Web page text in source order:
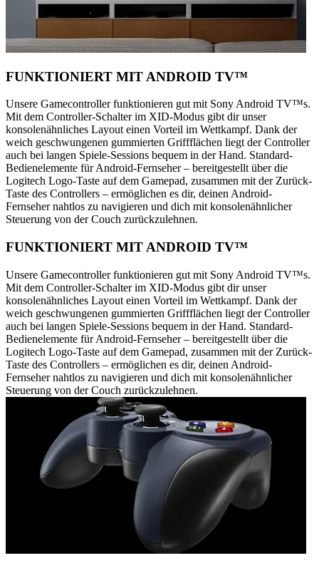
FUNKTIONIERT MIT ANDROID TV™
Unsere Gamecontroller funktionieren gut mit Sony Android TV™s.
Mit dem Controller-Schalter im XID-Modus gibt dir unser
konsolenähnliches Layout einen Vorteil im Wettkampf. Dank der
weich geschwungenen gummierten Griffflächen liegt der Controller
auch bei langen Spiele-Sessions bequem in der Hand. Standard-
Bedienelemente für Android-Fernseher – bereitgestellt über die
Logitech Logo-Taste auf dem Gamepad, zusammen mit der Zurück-
Taste des Controllers – ermöglichen es dir, deinen Android-
Fernseher nahtlos zu navigieren und dich mit konsolenähnlicher
Steuerung von der Couch zurückzulehnen.
FUNKTIONIERT MIT ANDROID TV™
Unsere Gamecontroller funktionieren gut mit Sony Android TV™s.
Mit dem Controller-Schalter im XID-Modus gibt dir unser
konsolenähnliches Layout einen Vorteil im Wettkampf. Dank der
weich geschwungenen gummierten Griffflächen liegt der Controller
auch bei langen Spiele-Sessions bequem in der Hand. Standard-
Bedienelemente für Android-Fernseher – bereitgestellt über die
Logitech Logo-Taste auf dem Gamepad, zusammen mit der Zurück-
Taste des Controllers – ermöglichen es dir, deinen Android-
Fernseher nahtlos zu navigieren und dich mit konsolenähnlicher
Steuerung von der Couch zurückzulehnen.